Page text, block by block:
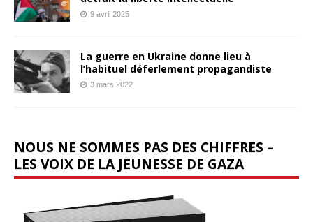
9 avril 2025
La guerre en Ukraine donne lieu à
l’habituel déferlement propagandiste
3 mars 2022
NOUS NE SOMMES PAS DES CHIFFRES –
LES VOIX DE LA JEUNESSE DE GAZA